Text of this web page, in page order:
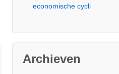
economische cycli
Archieven